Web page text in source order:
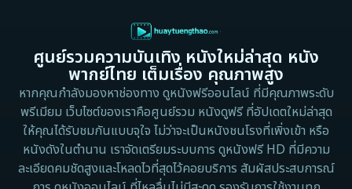
ศูนย์รวมความบันเทิง หนังใหม่ล่าสุด หนัง
พากย์ไทย เต็มเรื่อง คุณภาพสูง
หากคุณกำลังมองหาช่องทาง ดูหนังฟรีออนไลน์ ที่มีคุณภาพระดับ
พรีเมียม เว็บไซต์ของเราคือศูนย์รวม หนังดูฟรี ที่อัปเดตใหม่ล่าสุด
ให้คุณได้รับชมกันแบบจุใจ ไม่ว่าจะเป็นหนังชนโรงที่เพิ่งเข้า หรือ
หนังดังในตำนาน เราจัดเตรียมระบบการ ดูหนังฟรี HD ที่มีความ
ละเอียดคมชัดสูงและโหลดไวที่สุดไว้คอยบริการ สัมผัสประสบการณ์